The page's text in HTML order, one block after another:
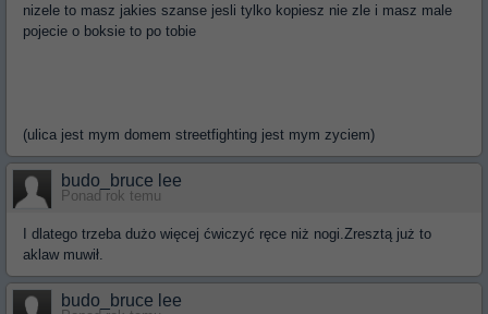
nizele to masz jakies szanse jesli tylko kopiesz nie zle i masz male
pojecie o boksie to po tobie
(ulica jest mym domem streetfighting jest mym zyciem)
budo_bruce lee
Ponad rok temu
I dlatego trzeba dużo więcej ćwiczyć ręce niż nogi.Zresztą już to
aklaw muwił.
budo_bruce lee